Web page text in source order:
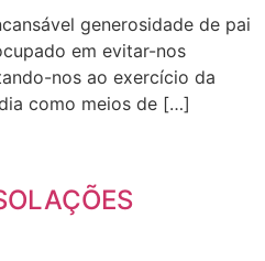
generosidade de pai
em evitar-nos
nos ao exercício da
como meios de […]